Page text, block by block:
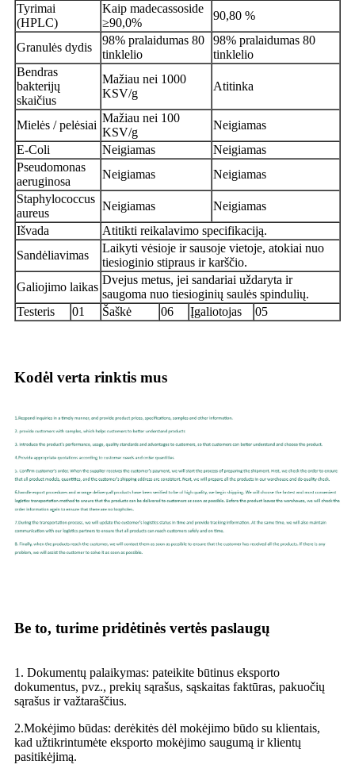
Tyrimai
(HPLC)
Kaip madecassoside
≥90,0%
90,80 %
Granulės dydis
98% pralaidumas 80
tinklelio
98% pralaidumas 80
tinklelio
Bendras
bakterijų
skaičius
Mažiau nei 1000
KSV/g
Atitinka
Mielės / pelėsiai
Mažiau nei 100
KSV/g
Neigiamas
E-Coli
Neigiamas
Neigiamas
Pseudomonas
aeruginosa
Neigiamas
Neigiamas
Staphylococcus
aureus
Neigiamas
Neigiamas
Išvada
Atitikti reikalavimo specifikaciją.
Sandėliavimas
Laikyti vėsioje ir sausoje vietoje, atokiai nuo
tiesioginio stipraus ir karščio.
Galiojimo laikas
Dvejus metus, jei sandariai uždaryta ir
saugoma nuo tiesioginių saulės spindulių.
Testeris
01 Šaškė 06 Įgaliotojas 05
Kodėl verta rinktis mus
Be to, turime pridėtinės vertės paslaugų
1. Dokumentų palaikymas: pateikite būtinus eksporto
dokumentus, pvz., prekių sąrašus, sąskaitas faktūras, pakuočių
sąrašus ir važtaraščius.
2.Mokėjimo būdas: derėkitės dėl mokėjimo būdo su klientais,
kad užtikrintumėte eksporto mokėjimo saugumą ir klientų
pasitikėjimą.